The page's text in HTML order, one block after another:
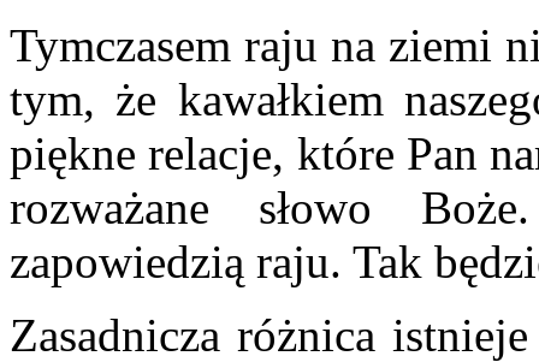
Tymczasem raju na ziemi
tym, że kawałkiem
piękne relacje, które Pan
rozważane słowo
zapowiedzią raju. Tak
Zasadnicza różnica